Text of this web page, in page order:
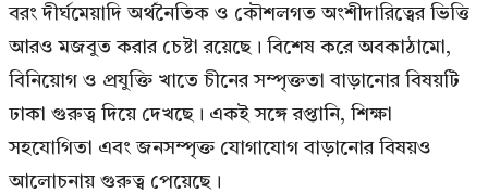
বরং দীর্ঘমেয়াদি অর্থনৈতিক ও কৌশলগত অংশীদারিত্বের ভিত্তি
আরও মজবুত করার চেষ্টা রয়েছে। বিশেষ করে অবকাঠামো,
বিনিয়োগ ও প্রযুক্তি খাতে চীনের সম্পৃক্ততা বাড়ানোর বিষয়টি
ঢাকা গুরুত্ব দিয়ে দেখছে। একই সঙ্গে রপ্তানি, শিক্ষা
সহযোগিতা এবং জনসম্পৃক্ত যোগাযোগ বাড়ানোর বিষয়ও
আলোচনায় গুরুত্ব পেয়েছে।